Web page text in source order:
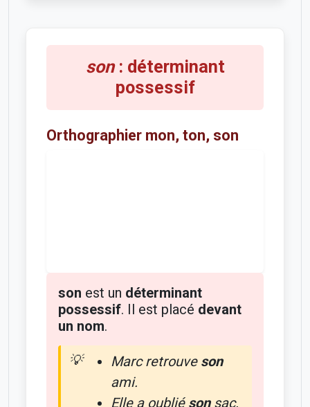
son: déterminant
possessif
Orthographier mon, ton, son
son est un déterminant
possessif. Il est placé devant
un nom.
Marc retrouve son
ami.
Elle a oublié sonsac.